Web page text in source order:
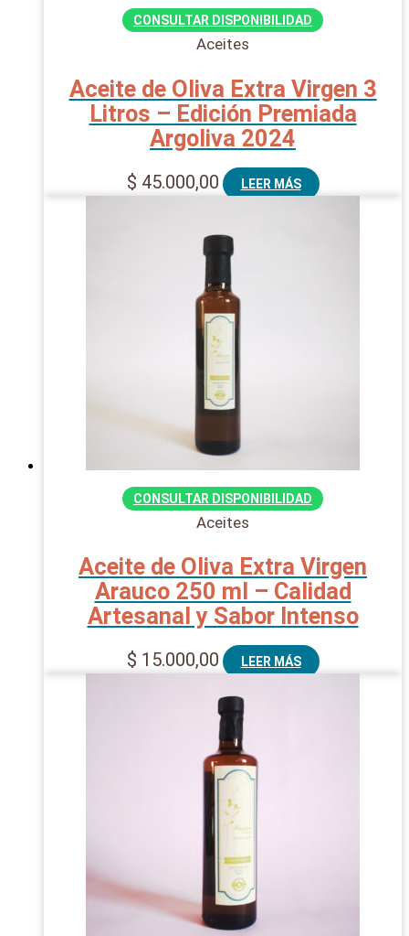
CONSULTAR DISPONIBILIDAD
Aceites
Aceite de Oliva Extra Virgen 3
Litros – Edición Premiada
Argoliva 2024
$ 45.000,00 LEER MÁS
CONSULTAR DISPONIBILIDAD
Aceites
Aceite de Oliva Extra Virgen
Arauco 250 ml – Calidad
Artesanal y Sabor Intenso
$ 15.000,00 LEER MÁS